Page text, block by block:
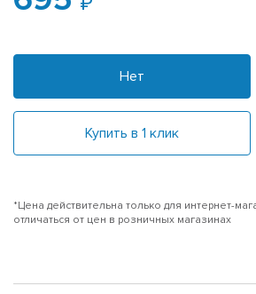
Нет
Купить в 1 клик
*Цена действительна только для интернет-
отличаться от цен в розничных магазинах